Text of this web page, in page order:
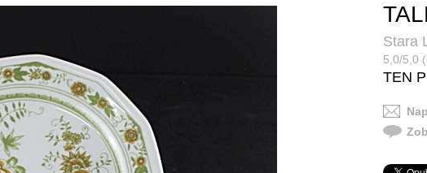
Stara
5,0/5,0
TEN